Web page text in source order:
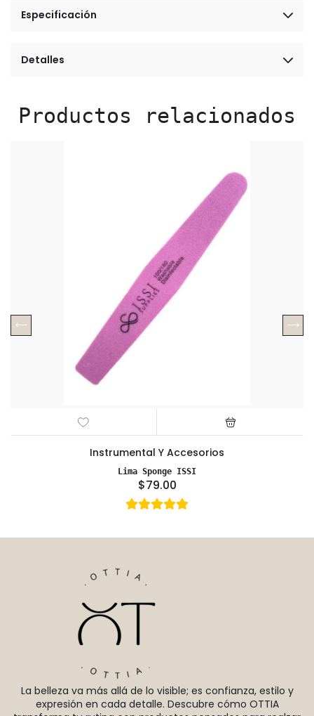
Especificación
Detalles
Productos relacionados
Instrumental Y Accesorios
Lima Sponge ISSI
$79.00
La belleza va más allá de lo visible; es confianza, estilo y
expresión en cada detalle. Descubre cómo OTTIA